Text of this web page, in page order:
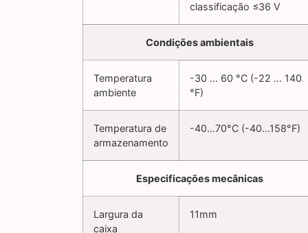
classificação ≤36 V
Condições ambientais
Temperatura
ambiente
-30 … 60 °C (-22 … 140
°F)
Temperatura de
armazenamento
-40…70°C (-40…158°F)
Especificações mecânicas
Largura da
caixa
11mm